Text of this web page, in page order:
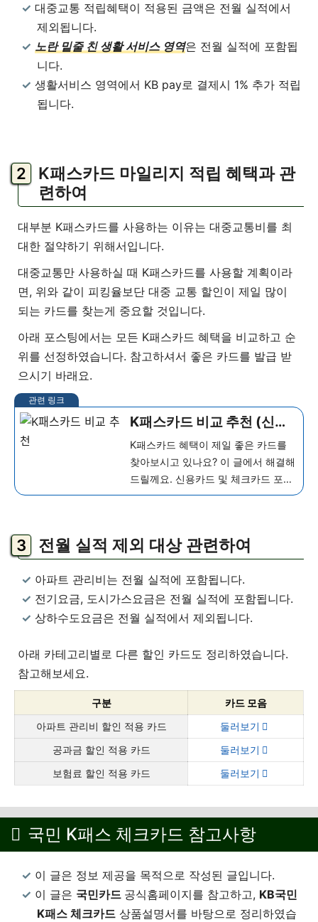
대중교통 적립혜택이 적용된 금액은 전월 실적에서
제외됩니다.
노란 밑줄 친 생활 서비스 영역은 전월 실적에 포함됩
니다.
생활서비스 영역에서 KB pay로 결제시 1% 추가 적립
됩니다.
K패스카드 마일리지 적립 혜택과 관
련하여
대부분 K패스카드를 사용하는 이유는 대중교통비를 최
대한 절약하기 위해서입니다.
대중교통만 사용하실 때 K패스카드를 사용할 계획이라
면, 위와 같이 피킹율보단 대중 교통 할인이 제일 많이
되는 카드를 찾는게 중요할 것입니다.
아래 포스팅에서는 모든 K패스카드 혜택을 비교하고 순
위를 선정하였습니다. 참고하셔서 좋은 카드를 발급 받
으시기 바래요.
K패스카드 비교 추천 (신용
카드/체크카드), 가장 혜택
좋은 카드는?
K패스카드 혜택이 제일 좋은 카드를
찾아보시고 있나요? 이 글에서 해결해
드릴께요. 신용카드 및 체크카드 포함
하여 모든 카드사 K패스카드 비교 추
통 혜택 K패스카드란? K패스카드는
전월 실적 제외 대상 관련하여
아파트 관리비는 전월 실적에 포함됩니다.
전기요금, 도시가스요금은 전월 실적에 포함됩니다.
상하수도요금은 전월 실적에서 제외됩니다.
아래 카테고리별로 다른 할인 카드도 정리하였습니다.
참고해보세요.
구분
카드 모음
아파트 관리비 할인 적용 카드
둘러보기
공과금 할인 적용 카드
둘러보기
보험료 할인 적용 카드
둘러보기
국민 K패스 체크카드 참고사항
이 글은 정보 제공을 목적으로 작성된 글입니다.
이 글은 국민카드 공식홈페이지를 참고하고, KB국민
K패스 체크카드 상품설명서를 바탕으로 정리하였습